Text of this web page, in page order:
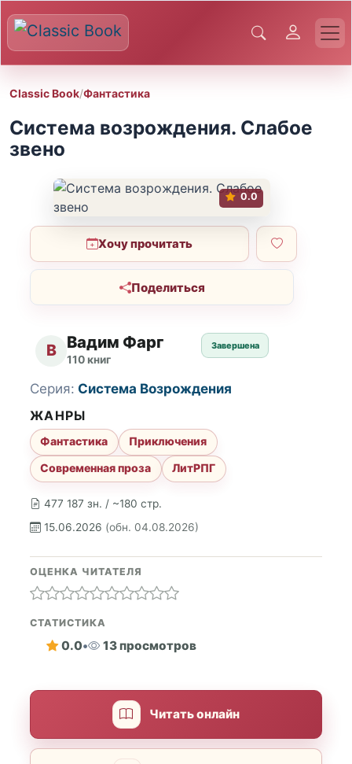
Classic Book/Фантастика
Система возрождения. Слабое
звено
0.0
Хочу прочитать
Поделиться
В Вадим Фарг
110 книг
Завершена
477 187 зн. / ~180 стр.
15.06.2026 (обн. 04.08.2026)
Серия: Система Возрождения
ЖАНРЫ
Фантастика
Приключения
Современная проза
ЛитРПГ
ОЦЕНКА ЧИТАТЕЛЯ
СТАТИСТИКА
0.0• 13 просмотров
Читать онлайн